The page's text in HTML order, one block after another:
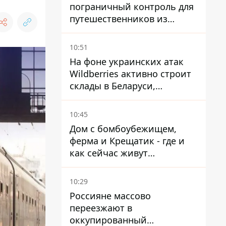
пограничный контроль для
путешественников из
Италии из-за
миграционного конфликта
10:51
На фоне украинских атак
Wildberries активно строит
склады в Беларуси,
Казахстане, Узбекистане
10:45
Дом с бомбоубежищем,
ферма и Крещатик - где и
как сейчас живут
украинские знаменитости
10:29
Россияне массово
переезжают в
оккупированный